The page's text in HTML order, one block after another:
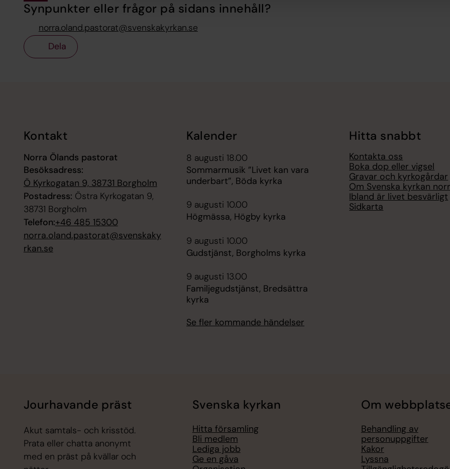
Synpunkter eller frågor på sidans innehåll?
norra.oland.pastorat@svenskakyrkan.se
Dela
Kontakt
Norra Ölands pastorat
Besöksadress:
Ö Kyrkogatan 9, 38731 Borgholm
Postadress: Östra Kyrkogatan 9,
38731 Borgholm
Telefon:+46 485 15300
norra.oland.pastorat@svenskaky
rkan.se
Kalender
8 augusti 18.00
Sommarmusik ”Livet kan vara
underbart”, Böda kyrka
9 augusti 10.00
Högmässa, Högby kyrka
9 augusti 10.00
Gudstjänst, Borgholms kyrka
9 augusti 13.00
Familjegudstjänst, Bredsättra
kyrka
Se fler kommande händelser
Hitta snabbt
Kontakta oss
Boka dop eller vigsel
Gravar och kyrkogårdar
Om Svenska kyrkan
Ibland är livet besvärligt
Sidkarta
Jourhavande präst
Akut samtals- och krisstöd.
Prata eller chatta anonymt
med en präst på kvällar och
Svenska kyrkan
Hitta församling
Bli medlem
Lediga jobb
Ge en gåva
Om
Behandling av
personuppgifter
Kakor
Lyssna